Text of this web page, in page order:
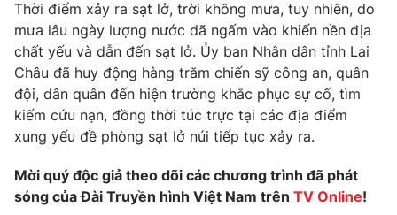
Học trực tuyến
Hitech Công nghệ tương lai
Sản phẩm
Thị trường
Tư vấn
Giao lưu trực tuyến
Lịch phát sóng
Emagazine Podcast
Thời điểm xảy ra sạt lở, trời không mưa, tuy nhiên, do
mưa lâu ngày lượng nước đã ngấm vào khiến nền địa
chất yếu và dẫn đến sạt lở. Ủy ban Nhân dân tỉnh Lai
Châu đã huy động hàng trăm chiến sỹ công an, quân
đội, dân quân đến hiện trường khắc phục sự cố, tìm
kiếm cứu nạn, đồng thời túc trực tại các địa điểm
xung yếu đề phòng sạt lở núi tiếp tục xảy ra.
Mời quý độc giả theo dõi các chương trình đã phát
sóng của Đài Truyền hình Việt Nam trên TV Online!